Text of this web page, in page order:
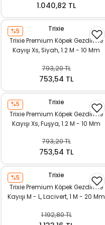
1.040,82 TL
%5
Trixie
Trixie Premium Köpek Gezdirme
Kayışı Xs, Siyah, 1.2 M - 10 Mm
793,20 TL
753,54 TL
%5
Trixie
Trixie Premium Köpek Gezdirme
Kayışı Xs, Fuşya, 1.2 M - 10 Mm
793,20 TL
753,54 TL
%5
Trixie
Trixie Premium Köpek Gezdirme
Kayışı M - L, Lacivert, 1 M - 20 Mm
1.192,80 TL